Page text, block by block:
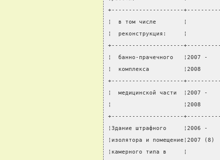
+---------------------
¦  в том числе        ¦
¦  реконструкция:
+---------------------
¦  банно-прачечного
¦  комплекса
+---------------------
¦  медицинской части
¦                     ¦2008
+---------------------
¦Здание штрафного
¦изолятора и
¦камерного типа в